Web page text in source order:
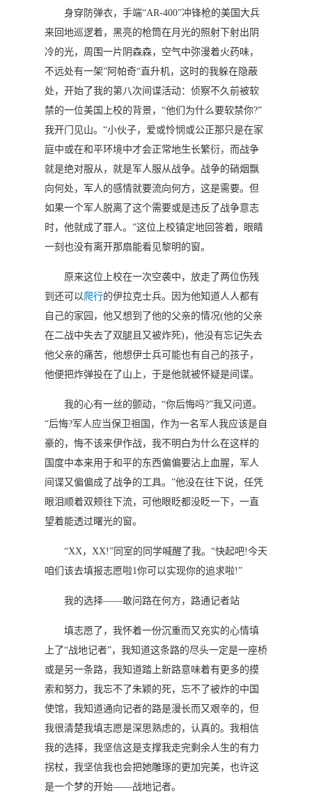
身穿防弹衣，手端“AR-400”冲锋枪的美国大兵
来回地巡逻着，黑亮的枪筒在月光的照射下射出阴
冷的光，周围一片阴森森，空气中弥漫着火药味，
不远处有一架”阿帕奇“直升机，这时的我躲在隐蔽
处，开始了我的第八次间谍活动：侦察不久前被软
禁的一位美国上校的背景，“他们为什么要软禁你?”
我开门见山。“小伙子，爱或怜悯或公正那只是在家
庭中或在和平环境中才会正常地生长繁衍，而战争
就是绝对服从，就是军人服从战争。战争的硝烟飘
向何处，军人的感情就要流向何方，这是需要。但
如果一个军人脱离了这个需要或是违反了战争意志
时，他就成了罪人。”这位上校镇定地回答着，眼睛
一刻也没有离开那扇能看见黎明的窗。
原来这位上校在一次空袭中，放走了两位伤残
到还可以爬行的伊拉克士兵。因为他知道人人都有
自己的家园，他又想到了他的父亲的情况(他的父亲
在二战中失去了双腿且又被炸死)，他没有忘记失去
他父亲的痛苦，他想伊士兵可能也有自己的孩子，
他便把炸弹投在了山上，于是他就被怀疑是间谍。
我的心有一丝的颤动，“你后悔吗?”我又问道。
“后悔?军人应当保卫祖国，作为一名军人我应该是自
豪的，悔不该来伊作战，我不明白为什么在这样的
国度中本来用于和平的东西偏偏要沾上血腥，军人
间谍又偏偏成了战争的工具。”他没在往下说，任凭
眼泪顺着双颊往下流，可他眼眨都没眨一下，一直
望着能透过曙光的窗。
“XX，XX!”同室的同学喊醒了我。“快起吧!今天
咱们该去填报志愿啦1你可以实现你的追求啦!”
我的选择――敢问路在何方，路通记者站
填志愿了，我怀着一份沉重而又充实的心情填
上了“战地记者”，我知道这条路的尽头一定是一座桥
或是另一条路，我知道踏上新路意味着有更多的摸
索和努力，我忘不了朱颖的死，忘不了被炸的中国
使馆，我知道通向记者的路是漫长而又艰辛的，但
我很清楚我填志愿是深思熟虑的，认真的。我相信
我的选择，我坚信这是支撑我走完剩余人生的有力
拐杖，我坚信我也会把她雕琢的更加完美，也许这
是一个梦的开始――战地记者。